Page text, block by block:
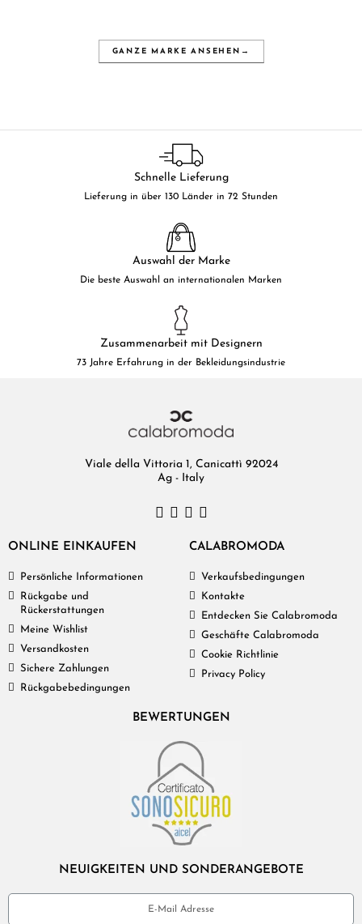
GANZE MARKE ANSEHEN →
Schnelle Lieferung
Lieferung in über 130 Länder in 72 Stunden
Auswahl der Marke
Die beste Auswahl an internationalen Marken
Zusammenarbeit mit Designern
73 Jahre Erfahrung in der Bekleidungsindustrie
Viale della Vittoria 1, Canicattì 92024
Ag - Italy
ONLINE EINKAUFEN
Persönliche Informationen
Rückgabe und
Rückerstattungen
Meine Wishlist
Versandkosten
Sichere Zahlungen
Rückgabebedingungen
CALABROMODA
Verkaufsbedingungen
Kontakte
Entdecken Sie Calabromoda
Geschäfte Calabromoda
Cookie Richtlinie
Privacy Policy
BEWERTUNGEN
NEUIGKEITEN UND SONDERANGEBOTE